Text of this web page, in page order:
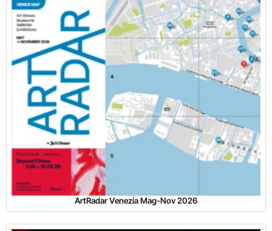
ArtRadar Venezia Mag-Nov 2026